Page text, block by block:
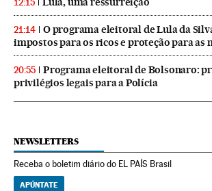
12:15
21:14
O programa eleitoral de Lula da
impostos para os ricos e proteção para as
20:55
Programa eleitoral de Bolsonaro:
privilégios legais para a Polícia
NEWSLETTERS
Receba o boletim diário do EL PAÍS Brasil
APÚNTATE